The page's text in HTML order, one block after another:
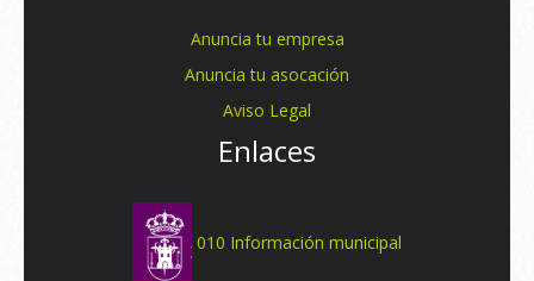
Anuncia tu empresa
Anuncia tu asocación
Aviso Legal
Enlaces
010 Información municipal